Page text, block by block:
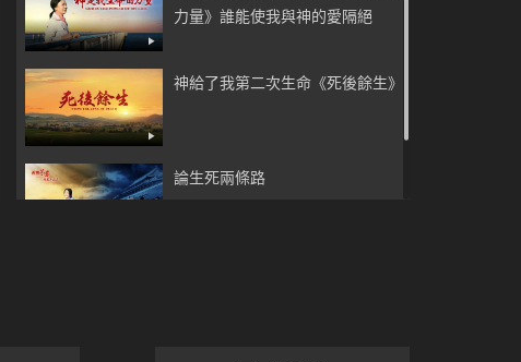
力量》誰能使我與神的愛隔絕
神給了我第二次生命《死後餘生》
論生死兩條路